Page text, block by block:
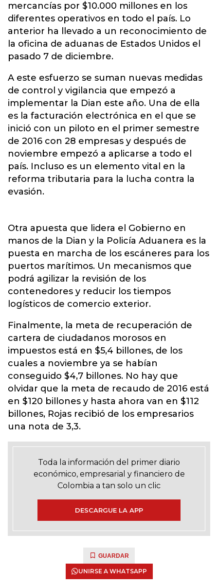
mercancías por $10.000 millones en los
diferentes operativos en todo el país. Lo
anterior ha llevado a un reconocimiento de
la oficina de aduanas de Estados Unidos el
pasado 7 de diciembre.
A este esfuerzo se suman nuevas medidas
de control y vigilancia que empezó a
implementar la Dian este año. Una de ella
es la facturación electrónica en el que se
inició con un piloto en el primer semestre
de 2016 con 28 empresas y después de
noviembre empezó a aplicarse a todo el
país. Incluso es un elemento vital en la
reforma tributaria para la lucha contra la
evasión.
Otra apuesta que lidera el Gobierno en
manos de la Dian y la Policía Aduanera es la
puesta en marcha de los escáneres para los
puertos marítimos. Un mecanismos que
podrá agilizar la revisión de los
contenedores y reducir los tiempos
logísticos de comercio exterior.
Finalmente, la meta de recuperación de
cartera de ciudadanos morosos en
impuestos está en $5,4 billones, de los
cuales a noviembre ya se habían
conseguido $4,7 billones. No hay que
olvidar que la meta de recaudo de 2016 está
en $120 billones y hasta ahora van en $112
billones, Rojas recibió de los empresarios
una nota de 3,3.
Toda la información del primer diario
económico, empresarial y financiero de
Colombia a tan solo un clic
DESCARGUE LA APP
GUARDAR
UNIRSE A WHATSAPP